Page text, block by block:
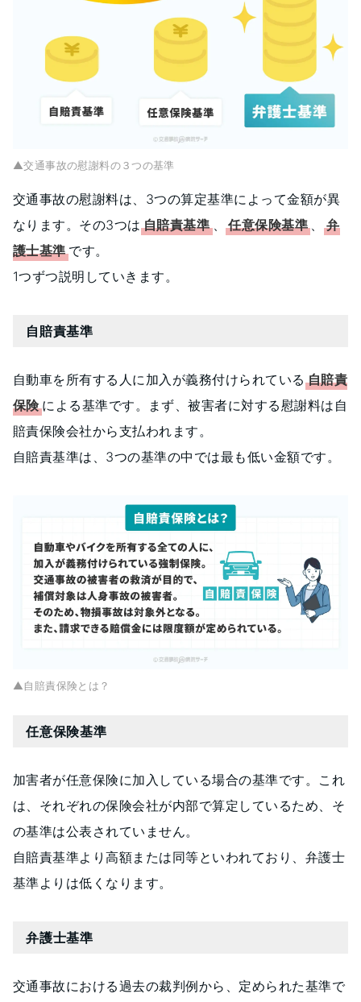
▲交通事故の慰謝料の３つの基準
交通事故の慰謝料は、3つの算定基準によって金額が異
なります。その3つは 自賠責基準、任意保険基準
弁
護士基準 です。
1つずつ説明していきます。
自賠責基準
自動車を所有する人に加入が義務付けられている 自賠責
保険 による基準です。まず、被害者に対する慰謝料は自
賠責保険会社から支払われます。
自賠責基準は、3つの基準の中では最も低い金額です。
▲自賠責保険とは？
任意保険基準
加害者が任意保険に加入している場合の基準です。これ
は、それぞれの保険会社が内部で算定しているため、そ
の基準は公表されていません。
自賠責基準より高額または同等といわれており、弁護士
基準よりは低くなります。
弁護士基準
交通事故における過去の裁判例から、定められた基準で